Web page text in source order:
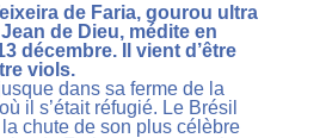
de Faria, gourou ultra
de Dieu, médite en
décembre. Il vient d’être
viols.
dans sa ferme de la
il s’était réfugié. Le Brésil
chute de son plus célèbre